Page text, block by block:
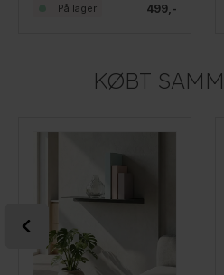
499,-
På lager
KØBT